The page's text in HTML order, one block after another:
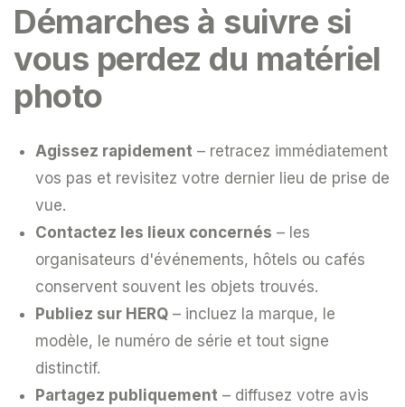
Démarches à suivre si
vous perdez du matériel
photo
Agissez rapidement – retracez immédiatement
vos pas et revisitez votre dernier lieu de prise de
vue.
Contactez les lieux concernés – les
organisateurs d'événements, hôtels ou cafés
conservent souvent les objets trouvés.
Publiez sur HERQ – incluez la marque, le
modèle, le numéro de série et tout signe
distinctif.
Partagez publiquement – diffusez votre avis